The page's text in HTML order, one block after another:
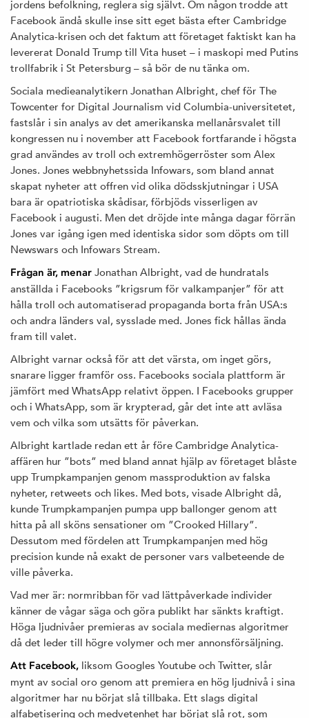
jordens befolkning, reglera sig självt. Om någon trodde att
Facebook ändå skulle inse sitt eget bästa efter Cambridge
Analytica-krisen och det faktum att företaget faktiskt kan ha
levererat Donald Trump till Vita huset – i maskopi med Putins
trollfabrik i St Petersburg – så bör de nu tänka om.
Sociala medieanalytikern Jonathan Albright, chef för The
Towcenter for Digital Journalism vid Columbia-universitetet,
fastslår i sin analys av det amerikanska mellanårsvalet till
kongressen nu i november att Facebook fortfarande i högsta
grad användes av troll och extremhögerröster som Alex
Jones. Jones webbnyhetssida Infowars, som bland annat
skapat nyheter att offren vid olika dödsskjutningar i USA
bara är opatriotiska skådisar, förbjöds visserligen av
Facebook i augusti. Men det dröjde inte många dagar förrän
Jones var igång igen med identiska sidor som döpts om till
Newswars och Infowars Stream.
Frågan är, menar Jonathan Albright, vad de hundratals
anställda i Facebooks ”krigsrum för valkampanjer” för att
hålla troll och automatiserad propaganda borta från USA:s
och andra länders val, sysslade med. Jones fick hållas ända
fram till valet.
Albright varnar också för att det värsta, om inget görs,
snarare ligger framför oss. Facebooks sociala plattform är
jämfört med WhatsApp relativt öppen. I Facebooks grupper
och i WhatsApp, som är krypterad, går det inte att avläsa
vem och vilka som utsätts för påverkan.
Albright kartlade redan ett år före Cambridge Analytica-
affären hur ”bots” med bland annat hjälp av företaget blåste
upp Trumpkampanjen genom massproduktion av falska
nyheter, retweets och likes. Med bots, visade Albright då,
kunde Trumpkampanjen pumpa upp ballonger genom att
hitta på all sköns sensationer om ”Crooked Hillary”.
Dessutom med fördelen att Trumpkampanjen med hög
precision kunde nå exakt de personer vars valbeteende de
ville påverka.
Vad mer är: normribban för vad lättpåverkade individer
känner de vågar säga och göra publikt har sänkts kraftigt.
Höga ljudnivåer premieras av sociala mediernas algoritmer
då det leder till högre volymer och mer annonsförsäljning.
Att Facebook, liksom Googles Youtube och Twitter, slår
mynt av social oro genom att premiera en hög ljudnivå i sina
algoritmer har nu börjat slå tillbaka. Ett slags digital
alfabetisering och medvetenhet har börjat slå rot, som